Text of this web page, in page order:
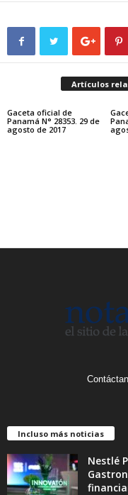
Artículos
Gaceta oficial de
Panamá N° 28353. 29 de
agosto de 2017
Incluso más noticias
Nestlé